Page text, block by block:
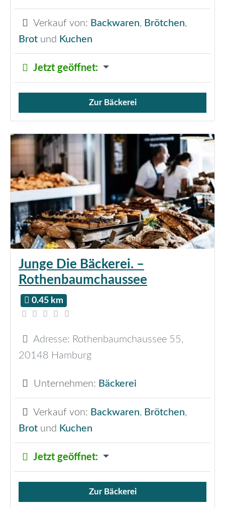
Verkauf von: Backwaren, Brötchen,
Brot und Kuchen
Jetzt geöffnet:
Verkauf von Brötchen,
Zur Bäckerei
Junge Die Bäckerei. –
Rothenbaumchaussee
0.45 km
Adresse: Rothenbaumchaussee 55,
20148 Hamburg
Unternehmen: Bäckerei
Verkauf von: Backwaren, Brötchen,
Brot und Kuchen
Jetzt geöffnet:
Verkauf von Brötchen,
Zur Bäckerei